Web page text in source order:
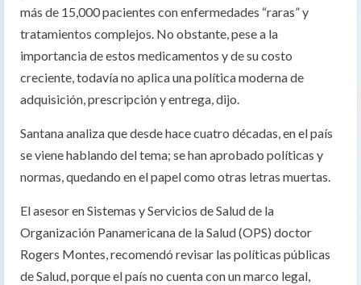
más de 15,000 pacientes con enfermedades “raras” y
tratamientos complejos. No obstante, pese a la
importancia de estos medicamentos y de su costo
creciente, todavía no aplica una política moderna de
adquisición, prescripción y entrega, dijo.
Santana analiza que desde hace cuatro décadas, en el país
se viene hablando del tema; se han aprobado políticas y
normas, quedando en el papel como otras letras muertas.
El asesor en Sistemas y Servicios de Salud de la
Organización Panamericana de la Salud (OPS) doctor
Rogers Montes, recomendó revisar las políticas públicas
de Salud, porque el país no cuenta con un marco legal,